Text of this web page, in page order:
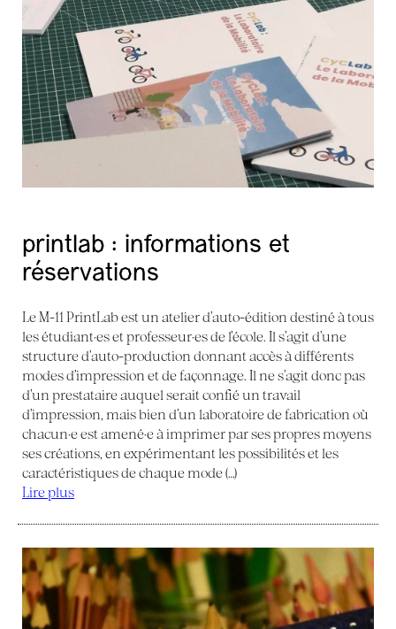
printlab : informations et
réservations
Le M-11 PrintLab est un atelier d’auto-édition destiné à tous
les étudiant·es et professeur·es de l’école. Il s’agit d’une
structure d’auto-production donnant accès à différents
modes d’impression et de façonnage. Il ne s’agit donc pas
d’un prestataire auquel serait confié un travail
d’impression, mais bien d’un laboratoire de fabrication où
chacun·e est amené·e à imprimer par ses propres moyens
ses créations, en expérimentant les possibilités et les
caractéristiques de chaque mode (…)
Lire plus